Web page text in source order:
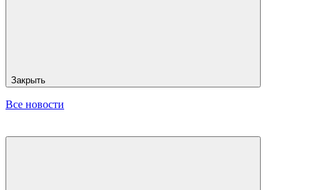
Закрыть
Все новости